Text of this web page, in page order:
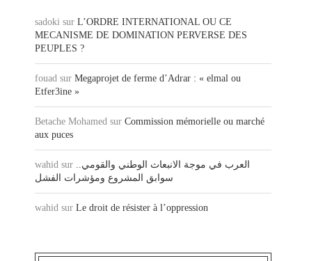
sadoki sur L’ORDRE INTERNATIONAL OU CE
MECANISME DE DOMINATION PERVERSE DES
PEUPLES ?
fouad sur Megaprojet de ferme d’Adrar : « elmal ou
Etfer3ine »
Betache Mohamed sur Commission mémorielle ou marché
aux puces
wahid sur العرب في موجة الانبعاث الوطني والقومي..
سوابق المشروع ومؤشرات الفشل
wahid sur Le droit de résister à l’oppression